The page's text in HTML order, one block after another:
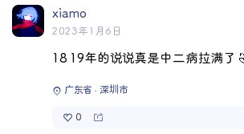
xiamo
2023年1月6日
18 19年的说说真是中二病拉满了
广东省 · 深圳市
0